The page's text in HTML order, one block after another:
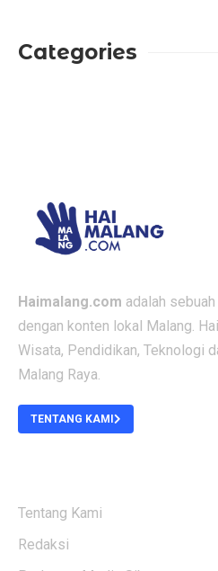
Categories
Haimalang.com adalah
dengan konten lokal Malang.
Wisata, Pendidikan, Teknologi
Malang Raya.
TENTANG KAMI
Tentang Kami
Redaksi